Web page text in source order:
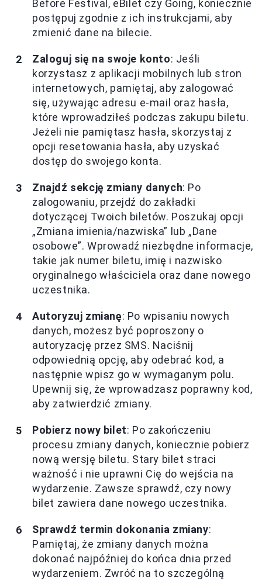
Before Festival, eBilet czy Going, koniecznie
postępuj zgodnie z ich instrukcjami, aby
zmienić dane na bilecie.
Zaloguj się na swoje konto: Jeśli
korzystasz z aplikacji mobilnych lub stron
internetowych, pamiętaj, aby zalogować
się, używając adresu e-mail oraz hasła,
które wprowadziłeś podczas zakupu biletu.
Jeżeli nie pamiętasz hasła, skorzystaj z
opcji resetowania hasła, aby uzyskać
dostęp do swojego konta.
Znajdź sekcję zmiany danych: Po
zalogowaniu, przejdź do zakładki
dotyczącej Twoich biletów. Poszukaj opcji
„Zmiana imienia/nazwiska” lub „Dane
osobowe”. Wprowadź niezbędne informacje,
takie jak numer biletu, imię i nazwisko
oryginalnego właściciela oraz dane nowego
uczestnika.
Autoryzuj zmianę: Po wpisaniu nowych
danych, możesz być poproszony o
autoryzację przez SMS. Naciśnij
odpowiednią opcję, aby odebrać kod, a
następnie wpisz go w wymaganym polu.
Upewnij się, że wprowadzasz poprawny kod,
aby zatwierdzić zmiany.
Pobierz nowy bilet: Po zakończeniu
procesu zmiany danych, koniecznie pobierz
nową wersję biletu. Stary bilet straci
ważność i nie uprawni Cię do wejścia na
wydarzenie. Zawsze sprawdź, czy nowy
bilet zawiera dane nowego uczestnika.
Sprawdź termin dokonania zmiany:
Pamiętaj, że zmiany danych można
dokonać najpóźniej do końca dnia przed
wydarzeniem. Zwróć na to szczególną